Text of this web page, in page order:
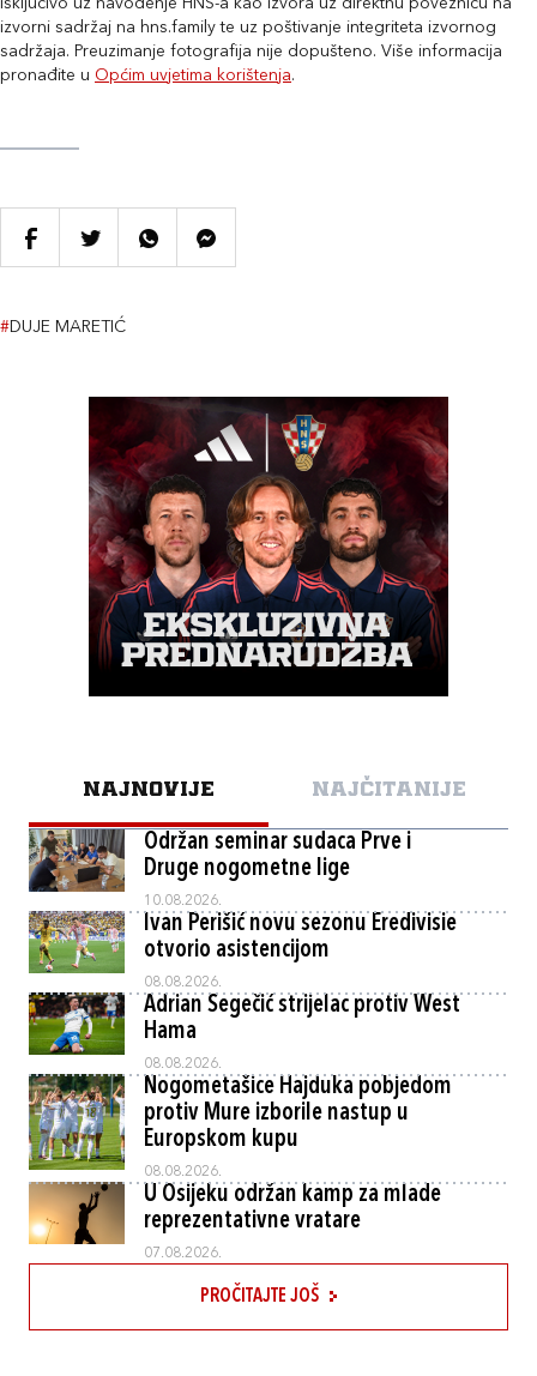
isključivo uz navođenje HNS-a kao izvora uz direktnu poveznicu na
izvorni sadržaj na hns.family te uz poštivanje integriteta izvornog
sadržaja. Preuzimanje fotografija nije dopušteno. Više informacija
pronađite u Općim uvjetima korištenja.
#DUJE MARETIĆ
NAJNOVIJE NAJČITANIJE
Održan seminar sudaca Prve i
Druge nogometne lige
10.08.2026.
Ivan Perišić novu sezonu Eredivisie
otvorio asistencijom
08.08.2026.
Adrian Segečić strijelac protiv West
Hama
08.08.2026.
Nogometašice Hajduka pobjedom
protiv Mure izborile nastup u
Europskom kupu
08.08.2026.
U Osijeku održan kamp za mlade
reprezentativne vratare
07.08.2026.
PROČITAJTE JOŠ